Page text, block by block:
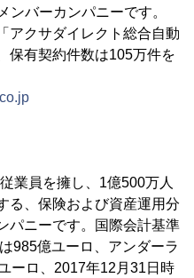
ンバーカンパニーです。
アクサダイレクト総合自動
保有契約件数は105万件を
業員を擁し、1億500万人
る、保険および資産運用分
パニーです。国際会計基準
985億ユーロ、アンダーラ
ーロ、2017年12月31日時